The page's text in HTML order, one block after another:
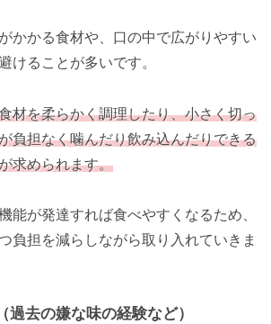
かかる食材や、口の中で広がりやすい
けることが多いです。
材を柔らかく調理したり、小さく切っ
負担なく噛んだり飲み込んだりできる
求められます。
能が発達すれば食べやすくなるため、
負担を減らしながら取り入れていきま
過去の嫌な味の経験など）